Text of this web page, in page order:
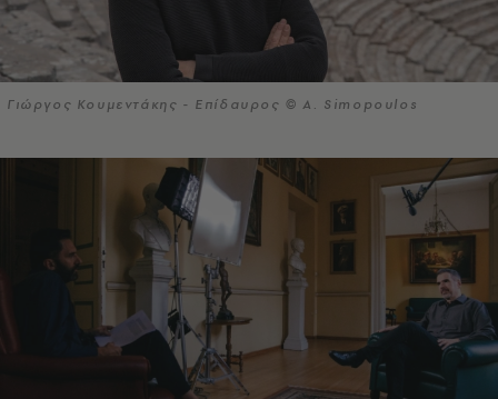
Γιώργος Κουμεντάκης - Επίδαυρος © A. Simopoulos